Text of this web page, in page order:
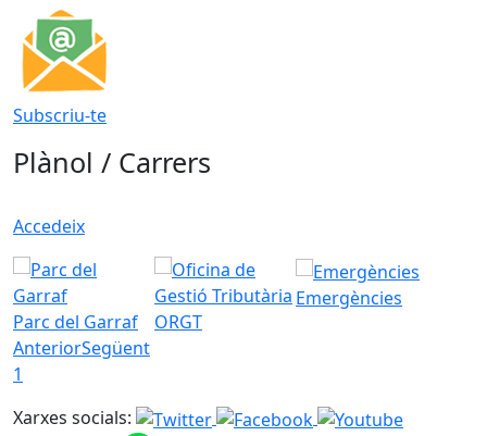
Subscriu-te
Plànol / Carrers
Accedeix
Parc del Garraf ORGT
Emergències
AnteriorSegüent
1
Xarxes socials: